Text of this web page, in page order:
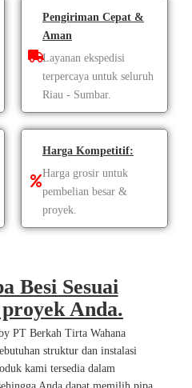
Pengiriman Cepat &
Aman
Layanan ekspedisi
terpercaya untuk seluruh
Riau - Sumbar.
Harga Kompetitif:
Harga grosir untuk
pembelian besar &
proyek.
Besi Sesuai
Anda.
PT Berkah Tirta Wahana
struktur dan instalasi
kami tersedia dalam